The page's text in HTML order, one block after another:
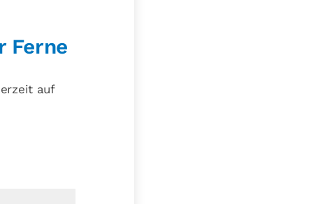
Ferne
auf